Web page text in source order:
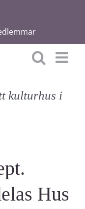
kulturhus i
Hus